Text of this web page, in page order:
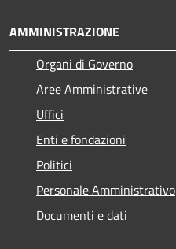
AMMINISTRAZIONE
Organi di Governo
Aree Amministrative
Uffici
Enti e fondazioni
Politici
Personale Amministrativo
Documenti e dati